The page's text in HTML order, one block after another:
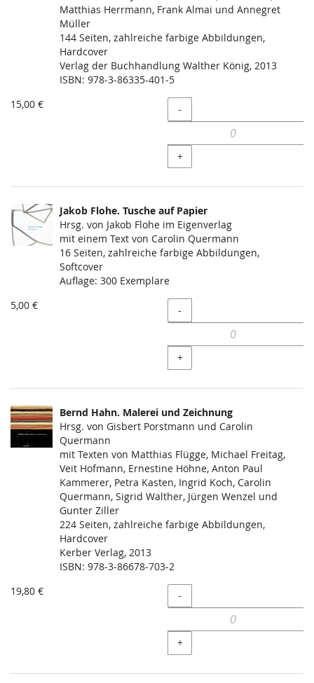
Matthias Herrmann, Frank Almai und Annegret
Müller
144 Seiten, zahlreiche farbige Abbildungen,
Hardcover
Verlag der Buchhandlung Walther König, 2013
ISBN: 978-3-86335-401-5
15,00 €
Menge
-
+
Jakob Flohe. Tusche auf Papier
Hrsg. von Jakob Flohe im Eigenverlag
mit einem Text von Carolin Quermann
16 Seiten, zahlreiche farbige Abbildungen,
Softcover
Auflage: 300 Exemplare
5,00 €
Menge
-
+
Bernd Hahn. Malerei und Zeichnung
Hrsg. von Gisbert Porstmann und Carolin
Quermann
mit Texten von Matthias Flügge, Michael Freitag,
Veit Hofmann, Ernestine Höhne, Anton Paul
Kammerer, Petra Kasten, Ingrid Koch, Carolin
Quermann, Sigrid Walther, Jürgen Wenzel und
Gunter Ziller
224 Seiten, zahlreiche farbige Abbildungen,
Hardcover
Kerber Verlag, 2013
ISBN: 978-3-86678-703-2
19,80 €
Menge
-
+